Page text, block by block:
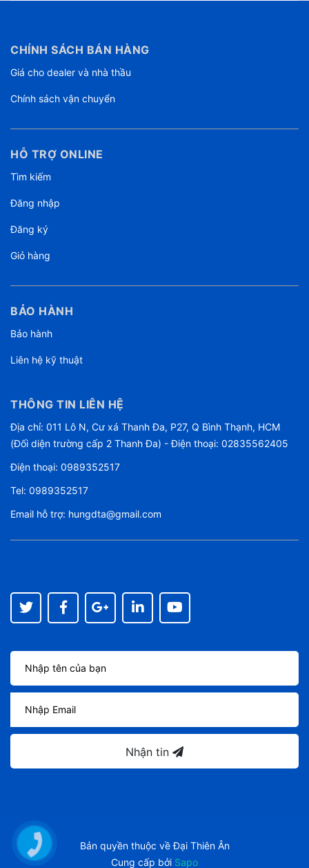
CHÍNH SÁCH BÁN HÀNG
Giá cho dealer và nhà thầu
Chính sách vận chuyển
HỖ TRỢ ONLINE
Tìm kiếm
Đăng nhập
Đăng ký
Giỏ hàng
BẢO HÀNH
Bảo hành
Liên hệ kỹ thuật
THÔNG TIN LIÊN HỆ
Địa chỉ: 011 Lô N, Cư xá Thanh Đa, P27, Q Bình Thạnh, HCM
(Đối diện trường cấp 2 Thanh Đa) - Điện thoại: 02835562405
Điện thoại: 0989352517
Tel: 0989352517
Email hỗ trợ: hungdta@gmail.com
Nhận tin
Bản quyền thuộc vềĐại Thiên Ân
Cung cấp bởi Sapo